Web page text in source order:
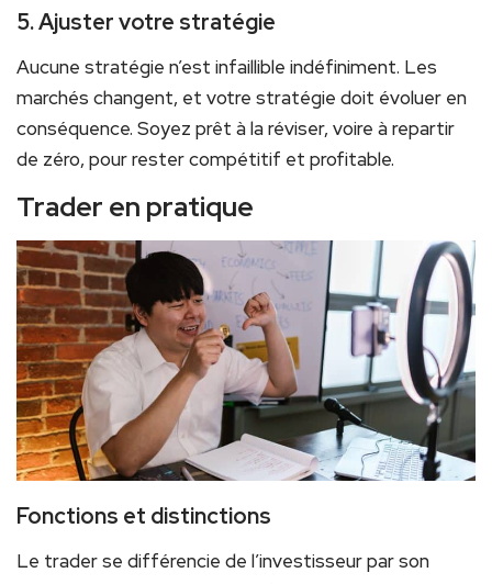
5. Ajuster votre stratégie
Aucune stratégie n’est infaillible indéfiniment. Les
marchés changent, et votre stratégie doit évoluer en
conséquence. Soyez prêt à la réviser, voire à repartir
de zéro, pour rester compétitif et profitable.
Trader en pratique
Fonctions et distinctions
Le trader se différencie de l’investisseur par son